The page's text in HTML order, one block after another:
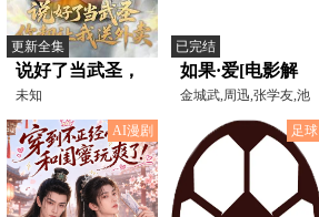
更新全集
说好了当武圣，
你却让我送外卖
未知
已完结
如果·爱[电影解
说]
金城武,周迅,张学友,池
珍熙,曾志伟,吴君如,
AI漫剧
足球